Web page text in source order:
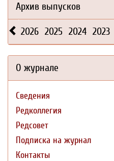
Архив выпусков
2026 2025 2024 2023
О журнале
Сведения
Редколлегия
Редсовет
Подписка на журнал
Контакты